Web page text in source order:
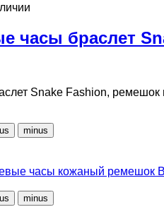
часы браслет
Snake Fashion,